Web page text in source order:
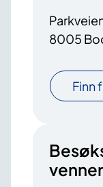
8005
Finn
venner